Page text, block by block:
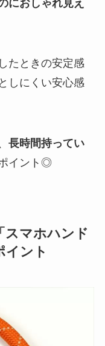
におしゃれ見え
たときの安定感
しにくい安心感
長時間持ってい
イント◎
スマホハンド
イント